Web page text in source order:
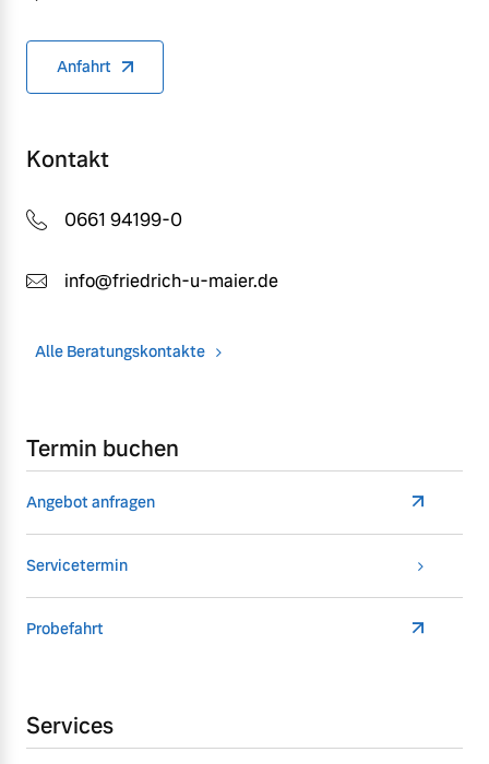
Anfahrt
Kontakt
0661 94199-0
info@friedrich-u-maier.de
Alle Beratungskontakte
Termin buchen
Angebot anfragen
Servicetermin
Probefahrt
Services